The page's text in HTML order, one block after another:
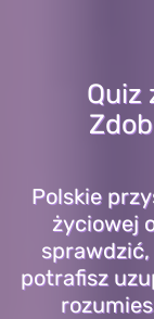
Quiz
Polskie
życiowej
potrafisz